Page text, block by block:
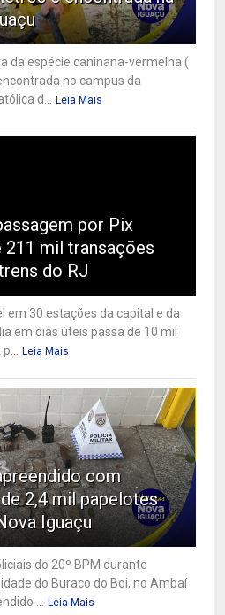
da espécie caninana-vermelha (
no campus da
d... Leia Mais
por Pix
211 mil transações
do RJ
em 30 estações da capital e da
em dias úteis passa de 10 mil
Leia Mais
com
2,4 mil papelotes
Iguaçu
do 20º BPM durante
do Buraco do Boi, no Ambaí
... Leia Mais